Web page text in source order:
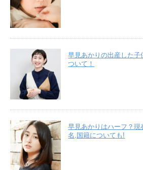
早見あかりの出産した
ついて！
早見あかりはハーフ？
名,国籍についても!